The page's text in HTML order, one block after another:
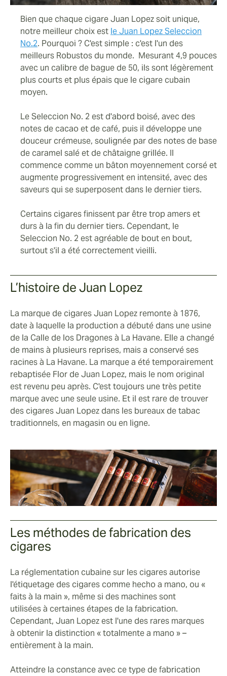
Bien que chaque cigare Juan Lopez soit unique,
notre meilleur choix est le Juan Lopez Seleccion
No.2. Pourquoi ? C'est simple : c'est l'un des
meilleurs Robustos du monde. Mesurant 4,9 pouces
avec un calibre de bague de 50, ils sont légèrement
plus courts et plus épais que le cigare cubain
moyen.
Le Seleccion No. 2 est d'abord boisé, avec des
notes de cacao et de café, puis il développe une
douceur crémeuse, soulignée par des notes de base
de caramel salé et de châtaigne grillée. Il
commence comme un bâton moyennement corsé et
augmente progressivement en intensité, avec des
saveurs qui se superposent dans le dernier tiers.
Certains cigares finissent par être trop amers et
durs à la fin du dernier tiers. Cependant, le
Seleccion No. 2 est agréable de bout en bout,
surtout s'il a été correctement vieilli.
L’histoire de Juan Lopez
La marque de cigares Juan Lopez remonte à 1876,
date à laquelle la production a débuté dans une usine
de la Calle de los Dragones à La Havane. Elle a changé
de mains à plusieurs reprises, mais a conservé ses
racines à La Havane. La marque a été temporairement
rebaptisée Flor de Juan Lopez, mais le nom original
est revenu peu après. C'est toujours une très petite
marque avec une seule usine. Et il est rare de trouver
des cigares Juan Lopez dans les bureaux de tabac
traditionnels, en magasin ou en ligne.
Les méthodes de fabrication des
cigares
La réglementation cubaine sur les cigares autorise
l'étiquetage des cigares comme hecho a mano, ou «
faits à la main », même si des machines sont
utilisées à certaines étapes de la fabrication.
Cependant, Juan Lopez est l'une des rares marques
à obtenir la distinction « totalmente a mano » –
entièrement à la main.
Atteindre la constance avec ce type de fabrication